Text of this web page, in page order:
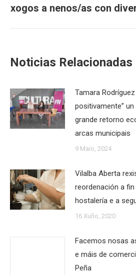
post:
xogos a nenos/as con
Noticias Relacionadas
Tamara
positivamente”
grande retorno
arcas municipais
9 Maio, 2024
Vilalba Aberta
reordenación a
hostalería e a
16 Xuño, 2020
Facemos nosas
e máis de
Peña